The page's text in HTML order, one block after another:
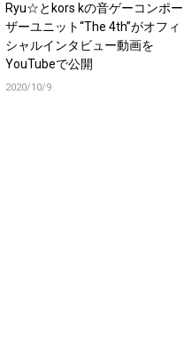
Ryu☆とkors kの音ゲーコンポー
ザーユニット“The 4th”がオフィ
シャルインタビュー動画を
YouTubeで公開
2020/10/9